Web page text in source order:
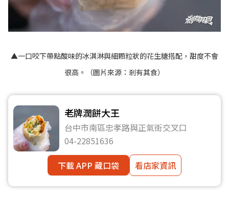
▲一口咬下帶點酸味的冰淇淋與細顆粒狀的花生糖搭配，甜度不會
很高。（圖片來源： 剎有其食）
老牌潤餅大王
台中市南區忠孝路與正氣街交叉口
04-22851636
下載 APP 藏口袋
看店家資訊